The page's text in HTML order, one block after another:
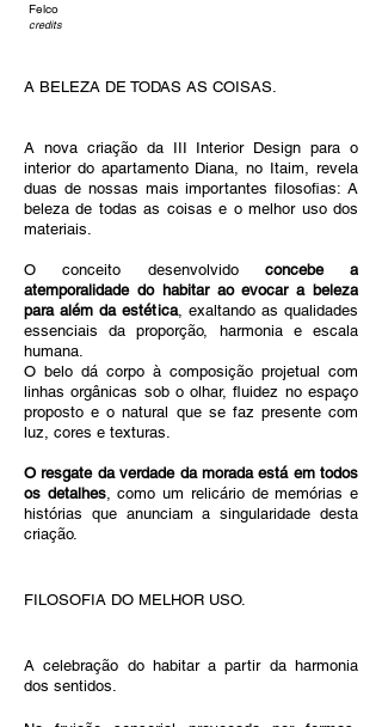
Felco
credits
A BELEZA DE TODAS AS COISAS.
A nova criação da III Interior Design para o
interior do apartamento Diana, no Itaim, revela
duas de nossas mais importantes filosofias: A
beleza de todas as coisas e o melhor uso dos
materiais.
O conceito desenvolvido concebe a
atemporalidade do habitar ao evocar a beleza
para além da estética, exaltando as qualidades
essenciais da proporção, harmonia e escala
humana.
O belo dá corpo à composição projetual com
linhas orgânicas sob o olhar, fluidez no espaço
proposto e o natural que se faz presente com
luz, cores e texturas.
O resgate da verdade da morada está em todos
os detalhes, como um relicário de memórias e
histórias que anunciam a singularidade desta
criação.
FILOSOFIA DO MELHOR USO.
A celebração do habitar a partir da harmonia
dos sentidos.